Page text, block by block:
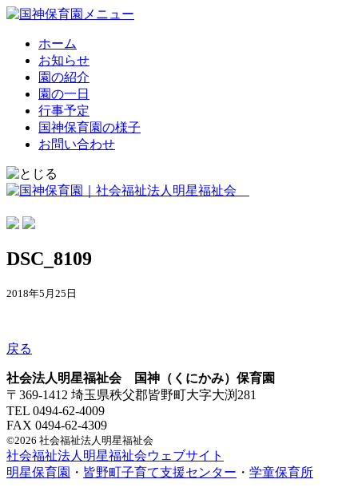
ホーム
お知らせ
園の紹介
園の一日
行事予定
国神保育園の様子
お問い合わせ
DSC_8109
2018年5月25日
戻る
社会法人明星福祉会 国神（くにかみ）保育園
〒369-1412 埼玉県秩父郡皆野町大字大渕281
TEL 0494-62-4009
FAX 0494-62-4309
©2026 社会福祉法人明星福祉会
社会福祉法人明星福祉会ウェブサイト
明星保育園 ・ 皆野町子育て支援センター ・ 学童保育所